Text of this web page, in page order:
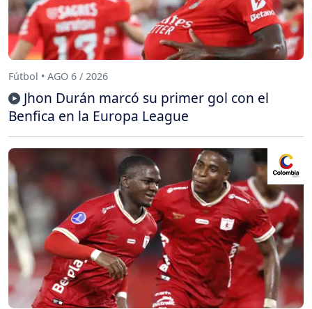
Fútbol • AGO 6 / 2026
Jhon Durán marcó su primer gol con el
Benfica en la Europa League